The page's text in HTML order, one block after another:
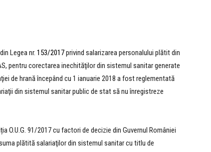
Legea nr. 153/2017privind salarizarea personalului plătit din
pentru corectarea inechităţilor din sistemul sanitar generate
de hrană începând cu 1 ianuarie 2018 a fost reglementată
din sistemul sanitar public de stat să nu înregistreze
O.U.G. 91/2017 cu factori de decizie din Guvernul României
plătită salariaţilor din sistemul sanitar cu titlu de